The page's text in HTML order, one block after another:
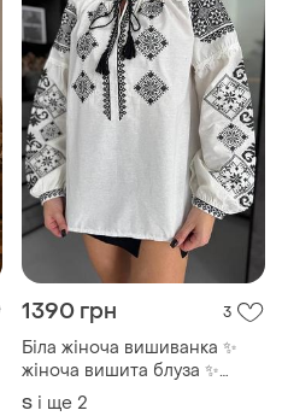
1390 грн 3
Біла жіноча вишиванка ✨
жіноча вишита блуза ✨
блуза з вишивкою ✨
S і ще 2